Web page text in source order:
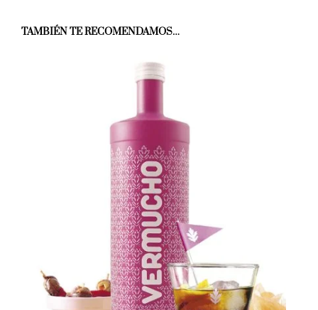
TAMBIÉN TE RECOMENDAMOS…